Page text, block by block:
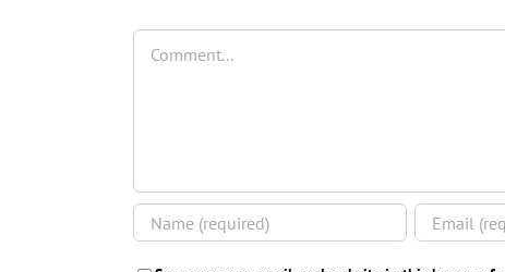
Comment